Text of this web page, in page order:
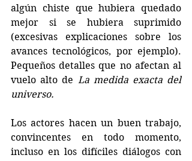
algún chiste que hubiera quedado
mejor si se hubiera suprimido
(excesivas explicaciones sobre los
avances tecnológicos, por ejemplo).
Pequeños detalles que no afectan al
vuelo alto de La medida exacta del
universo.
Los actores hacen un buen trabajo,
convincentes en todo momento,
incluso en los difíciles diálogos con